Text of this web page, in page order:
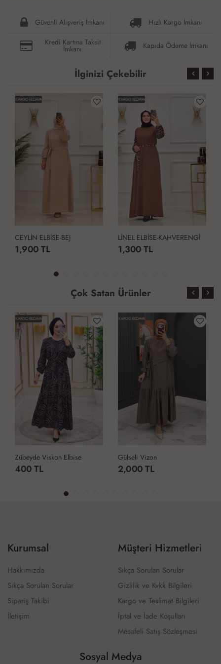
Güvenli Alışveriş İmkanı
Hızlı Kargo İmkanı
Kredi Kartına Taksit
İmkanı Kapıda Ödeme İmkanı
İlginizi Çekebilir
KARGO BEDAVA
CEYLİN ELBİSE-BEJ
1,900 TL
KARGO BEDAVA
LİNEL ELBİSE-KAHVERENGİ
1,300 TL
Çok Satan Ürünler
KARGO BEDAVA
Zübeyde Viskon Elbise
400 TL
KARGO BEDAVA
Gülseli Vizon
2,000 TL
Kurumsal
Hakkımızda
Sıkça Sorulan Sorular
Sipariş Takibi
İletişim
Müşteri Hizmetleri
Sıkça Sorulan Sorular
Gizlilik ve Kvkk Bilgileri
Kargo ve Teslimat Bilgileri
İptal ve İade Koşulları
Mesafeli Satış Sözleşmesi
Sosyal Medya